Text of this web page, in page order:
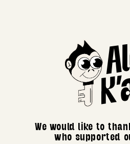
We would like to
who supported